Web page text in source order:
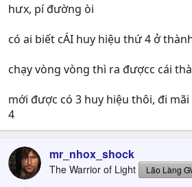
hưx, pí đường òi
có ai biết cÁI huy hiệu thứ 4 ở
chạy vòng vòng thì ra đượcc cái
mới được có 3 huy hiệu thôi, đi
4
mr_nhox_shock
The Warrior of Light Lão Làng